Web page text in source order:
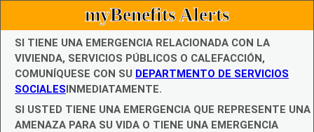
myBenefits Alerts
SI TIENE UNA EMERGENCIA RELACIONADA CON LA
VIVIENDA, SERVICIOS PÚBLICOS O CALEFACCIÓN,
COMUNÍQUESE CON SU DEPARTMENTO DE SERVICIOS
SOCIALESINMEDIATAMENTE.
SI USTED TIENE UNA EMERGENCIA QUE REPRESENTE UNA
AMENAZA PARA SU VIDA O TIENE UNA EMERGENCIA